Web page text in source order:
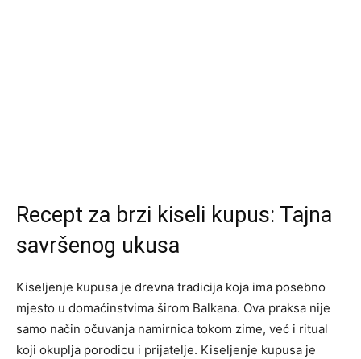
Recept za brzi kiseli kupus: Tajna
savršenog ukusa
Kiseljenje kupusa je drevna tradicija koja ima posebno
mjesto u domaćinstvima širom Balkana. Ova praksa nije
samo način očuvanja namirnica tokom zime, već i ritual
koji okuplja porodicu i prijatelje. Kiseljenje kupusa je